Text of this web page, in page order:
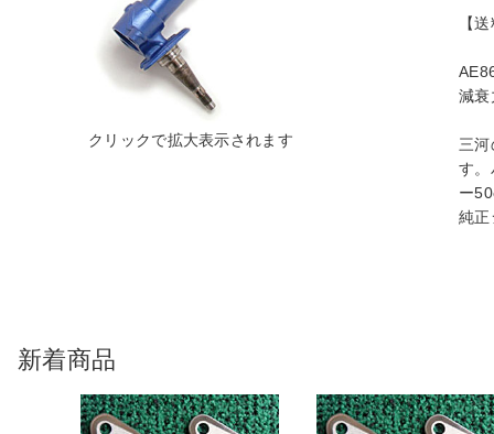
【
減衰
三
す。
ー
純正
新着商品